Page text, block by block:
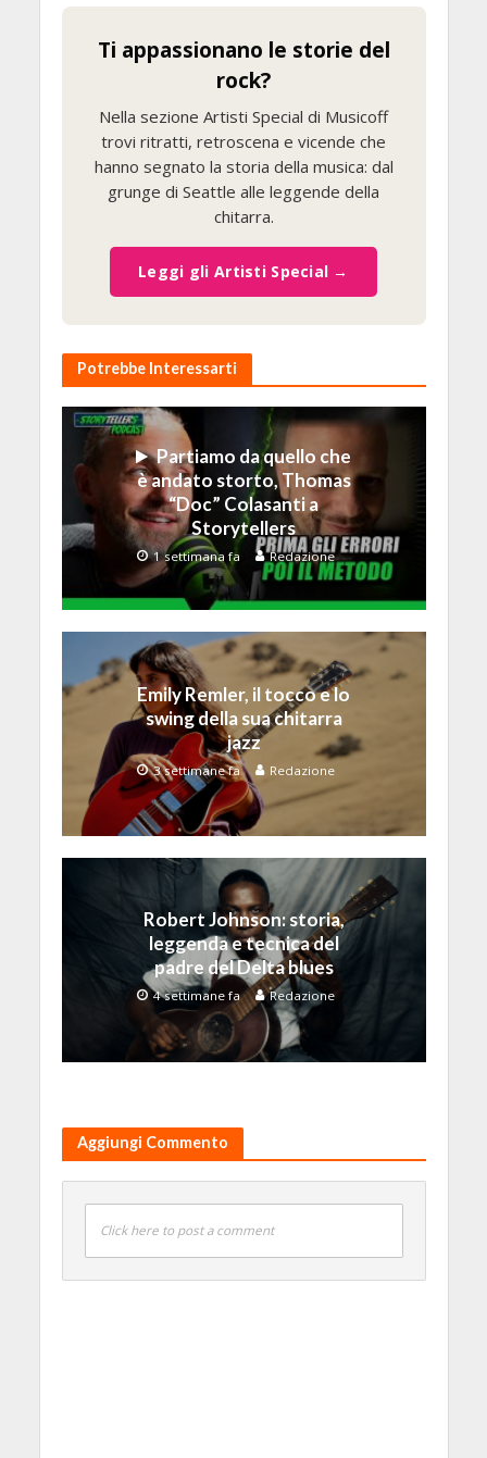
Ti appassionano le storie del
rock?
Nella sezione Artisti Special di Musicoff
trovi ritratti, retroscena e vicende che
hanno segnato la storia della musica: dal
grunge di Seattle alle leggende della
chitarra.
Leggi gli Artisti Special →
Potrebbe Interessarti
Partiamo da quello che
è andato storto, Thomas
“Doc” Colasanti a
Storytellers
1 settimana fa Redazione
Emily Remler, il tocco e lo
swing della sua chitarra
jazz
3 settimane fa Redazione
Robert Johnson: storia,
leggenda e tecnica del
padre del Delta blues
4 settimane fa Redazione
Aggiungi Commento
Click here to post a comment